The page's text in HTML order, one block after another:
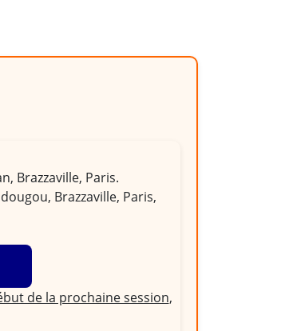
Brazzaville, Paris.
Brazzaville, Paris,
de la prochaine session,